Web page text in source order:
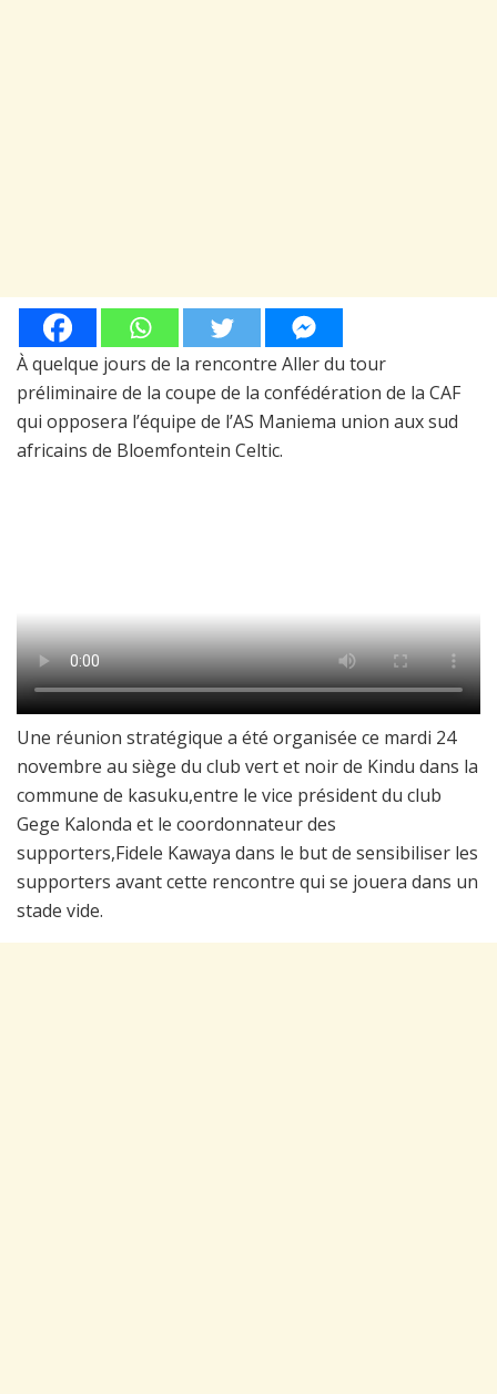
À quelque jours de la rencontre Aller du tour
préliminaire de la coupe de la confédération de la CAF
qui opposera l’équipe de l’AS Maniema union aux sud
africains de Bloemfontein Celtic.
Une réunion stratégique a été organisée ce mardi 24
novembre au siège du club vert et noir de Kindu dans la
commune de kasuku,entre le vice président du club
Gege Kalonda et le coordonnateur des
supporters,Fidele Kawaya dans le but de sensibiliser les
supporters avant cette rencontre qui se jouera dans un
stade vide.